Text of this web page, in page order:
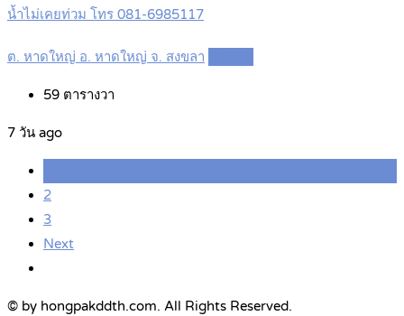
น้ำไม่เคยท่วม โทร 081-6985117
ต. หาดใหญ่ อ. หาดใหญ่ จ. สงขลา
59 ตารางวา
7 วัน ago
2
3
Next
© by hongpakddth.com. All Rights Reserved.